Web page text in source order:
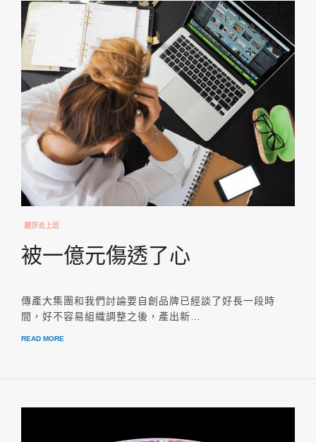
麗莎去上班
被一億元傷透了心
傳產大集團和我們討論要自創品牌已經談了好長一段時
間，好不容易組織調整之後，產出新…
READ MORE